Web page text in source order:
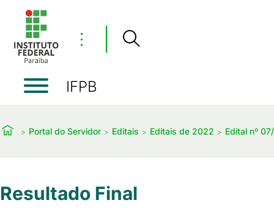
⋮
IFPB
Portal do Servidor Editais Editais de 2022 Edital nº
Resultado Final